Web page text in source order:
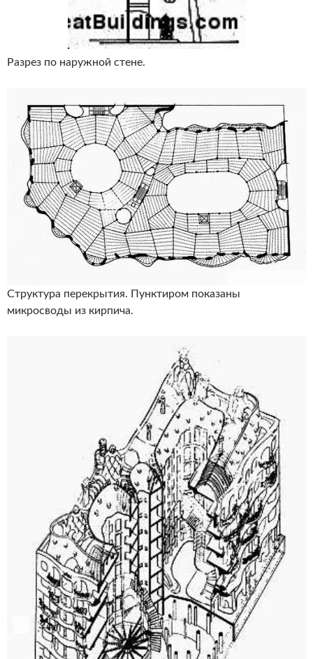
Разрез по наружной стене.
Структура перекрытия. Пунктиром показаны
микросводы из кирпича.